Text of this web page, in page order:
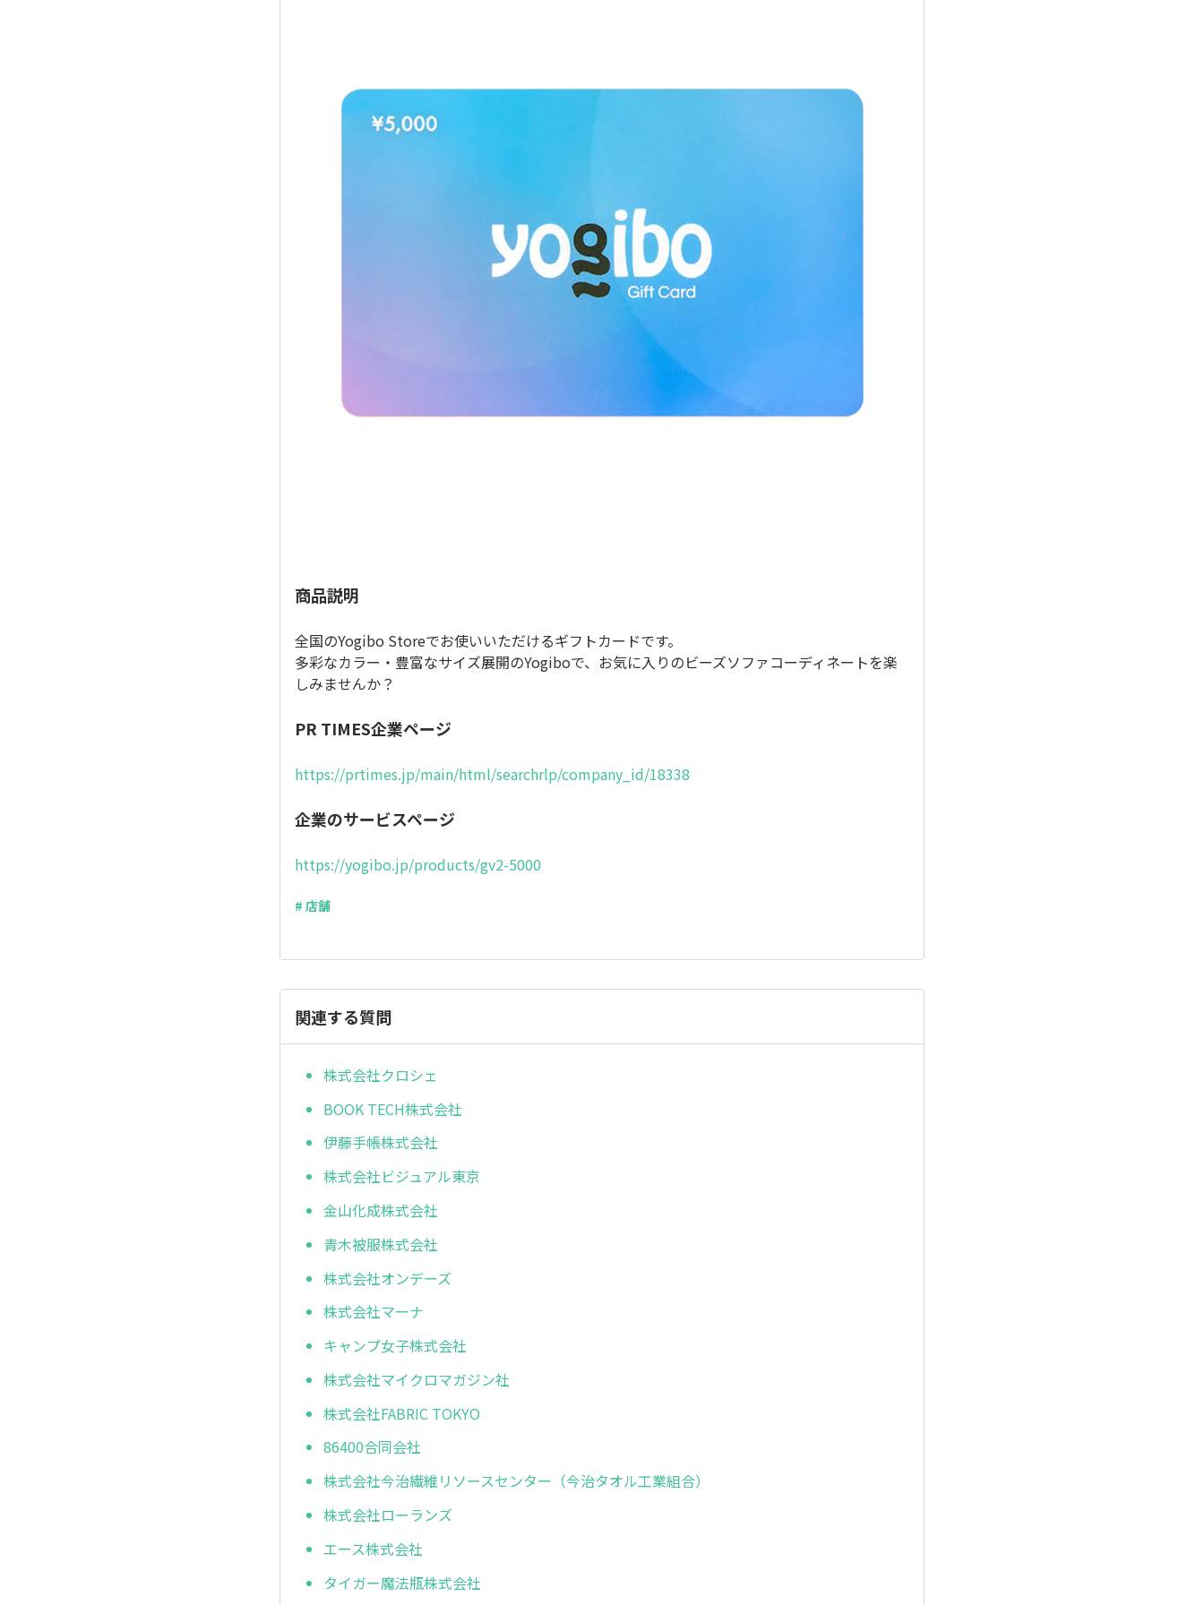
商品説明
全国のYogibo Storeでお使いいただけるギフトカードです。
多彩なカラー・豊富なサイズ展開のYogiboで、お気に入りのビーズソファコーディネートを楽
しみませんか？
PR TIMES企業ページ
https://prtimes.jp/main/html/searchrlp/company_id/18338
企業のサービスページ
https://yogibo.jp/products/gv2-5000
# 店舗
関連する質問
株式会社クロシェ
BOOK TECH株式会社
伊藤手帳株式会社
株式会社ビジュアル東京
金山化成株式会社
青木被服株式会社
株式会社オンデーズ
株式会社マーナ
キャンプ女子株式会社
株式会社マイクロマガジン社
株式会社FABRIC TOKYO
86400合同会社
株式会社今治繊維リソースセンター（今治タオル工業組合）
株式会社ローランズ
エース株式会社
タイガー魔法瓶株式会社